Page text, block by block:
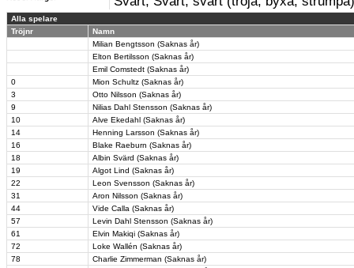
Alla spelare
Tröjnr
Namn
Milian Bengtsson (Saknas år)
Elton Bertilsson (Saknas år)
Emil Comstedt (Saknas år)
0
Mion Schultz (Saknas år)
3
Otto Nilsson (Saknas år)
9
Nilias Dahl Stensson (Saknas år)
10
Alve Ekedahl (Saknas år)
14
Henning Larsson (Saknas år)
16
Blake Raeburn (Saknas år)
18
Albin Svärd (Saknas år)
19
Algot Lind (Saknas år)
22
Leon Svensson (Saknas år)
31
Aron Nilsson (Saknas år)
44
Vide Calla (Saknas år)
57
Levin Dahl Stensson (Saknas år)
61
Elvin Makiqi (Saknas år)
72
Loke Wallén (Saknas år)
78
Charlie Zimmerman (Saknas år)